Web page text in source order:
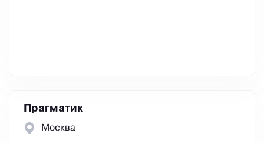
Прагматик
Москва